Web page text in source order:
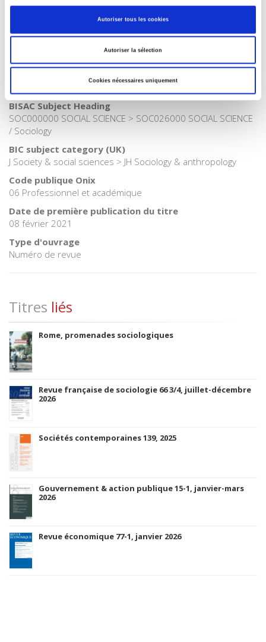
Autoriser tous les cookies
Autoriser la sélection
Cookies nécessaires uniquement
Catégorie (éditeur)
BISAC Subject Heading
SOC000000 SOCIAL SCIENCE > SOC026000 SOCIAL SCIENCE
/ Sociology
BIC subject category (UK)
J Society & social sciences > JH Sociology & anthropology
Code publique Onix
06 Professionnel et académique
Date de première publication du titre
08 février 2021
Type d'ouvrage
Numéro de revue
Titres liés
Rome, promenades sociologiques
Revue française de sociologie 66 3/4, juillet-décembre
2026
Sociétés contemporaines 139, 2025
Gouvernement & action publique 15-1, janvier-mars
2026
Revue économique 77-1, janvier 2026